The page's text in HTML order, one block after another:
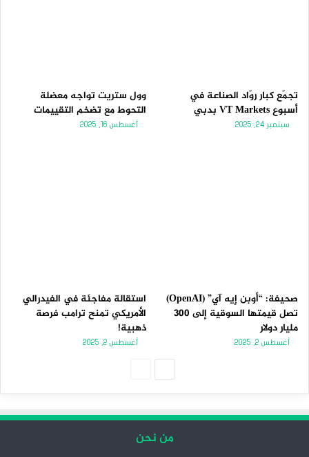
تجمّع كبار روّاد الصناعة في
أسبوع VT Markets بدبي
سبتمبر 24, 2025
وول ستريت تواجه معضلة
التحوط مع تضخم التقييمات
أغسطس 16, 2025
صحيفة: “أوبن إيه آي” (OpenAI)
تصل قيمتها السوقية إلى 300
مليار دولار
أغسطس 2, 2025
استقالة مفاجئة في الفيدرالي
الأمريكي تمنح ترامب فرصة
ذهبية!
أغسطس 2, 2025
من نحن